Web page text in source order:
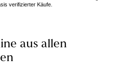
verifizierter Käufe.
aus allen